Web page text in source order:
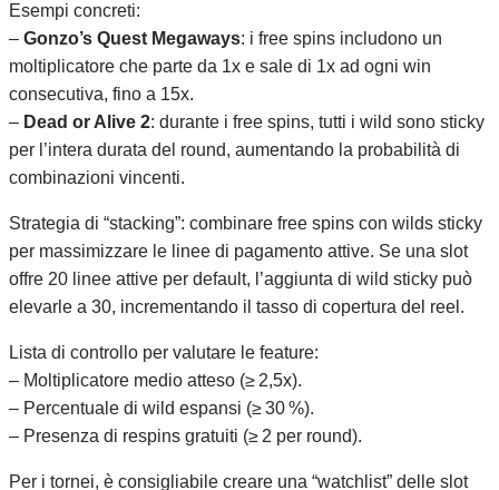
Esempi concreti:
– Gonzo’s Quest Megaways: i free spins includono un
moltiplicatore che parte da 1x e sale di 1x ad ogni win
consecutiva, fino a 15x.
– Dead or Alive 2: durante i free spins, tutti i wild sono sticky
per l’intera durata del round, aumentando la probabilità di
combinazioni vincenti.
Strategia di “stacking”: combinare free spins con wilds sticky
per massimizzare le linee di pagamento attive. Se una slot
offre 20 linee attive per default, l’aggiunta di wild sticky può
elevarle a 30, incrementando il tasso di copertura del reel.
Lista di controllo per valutare le feature:
– Moltiplicatore medio atteso (≥ 2,5x).
– Percentuale di wild espansi (≥ 30 %).
– Presenza di respins gratuiti (≥ 2 per round).
Per i tornei, è consigliabile creare una “watchlist” delle slot